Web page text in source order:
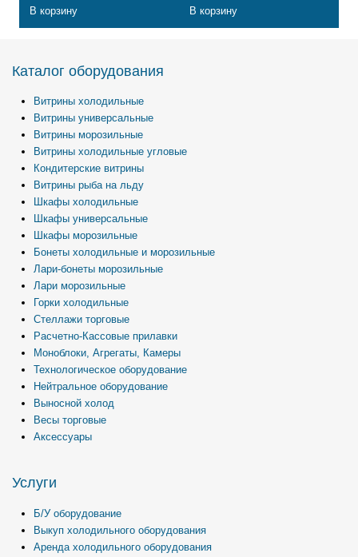
В корзину В корзину
Каталог оборудования
Витрины холодильные
Витрины универсальные
Витрины морозильные
Витрины холодильные угловые
Кондитерские витрины
Витрины рыба на льду
Шкафы холодильные
Шкафы универсальные
Шкафы морозильные
Бонеты холодильные и морозильные
Лари-бонеты морозильные
Лари морозильные
Горки холодильные
Стеллажи торговые
Расчетно-Кассовые прилавки
Моноблоки, Агрегаты, Камеры
Технологическое оборудование
Нейтральное оборудование
Выносной холод
Весы торговые
Аксессуары
Услуги
Б/У оборудование
Выкуп холодильного оборудования
Аренда холодильного оборудования